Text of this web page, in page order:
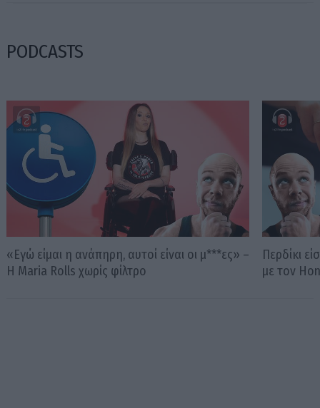
PODCASTS
«Εγώ είμαι η ανάπηρη, αυτοί είναι οι μ***ες» –
Η Maria Rolls χωρίς φίλτρο
Περδίκι
με τον